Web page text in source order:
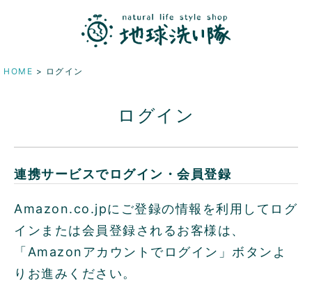
HOME ログイン
ログイン
連携サービスでログイン・会員登録
Amazon.co.jpにご登録の情報を利用してログ
インまたは会員登録されるお客様は、
「Amazonアカウントでログイン」ボタンよ
りお進みください。